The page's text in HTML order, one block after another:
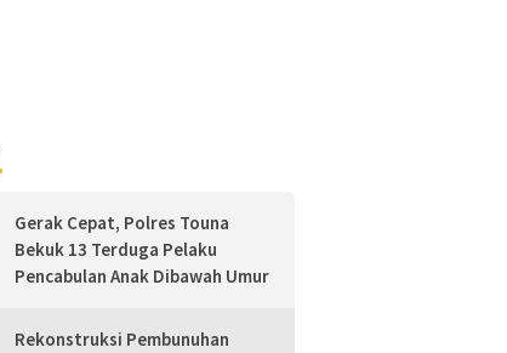
Gerak Cepat, Polres Touna
Bekuk 13 Terduga Pelaku
Pencabulan Anak Dibawah Umur
Rekonstruksi Pembunuhan